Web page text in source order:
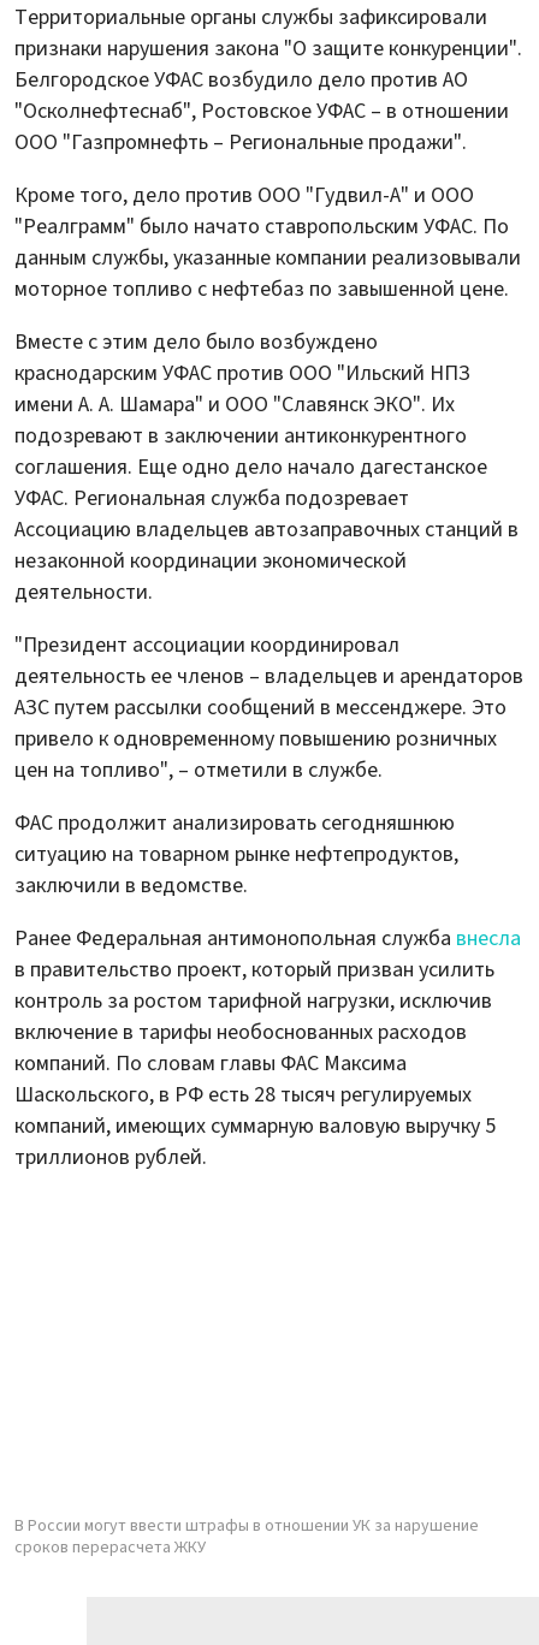
Территориальные органы службы зафиксировали
признаки нарушения закона "О защите конкуренции".
Белгородское УФАС возбудило дело против АО
"Осколнефтеснаб", Ростовское УФАС – в отношении
OOO "Газпромнефть – Региональные продажи".
Кроме того, дело против ООО "Гудвил-А" и ООО
"Реалграмм" было начато ставропольским УФАС. По
данным службы, указанные компании реализовывали
моторное топливо с нефтебаз по завышенной цене.
Вместе с этим дело было возбуждено
краснодарским УФАС против ООО "Ильский НПЗ
имени А. А. Шамара" и ООО "Славянск ЭКО". Их
подозревают в заключении антиконкурентного
соглашения. Еще одно дело начало дагестанское
УФАС. Региональная служба подозревает
Ассоциацию владельцев автозаправочных станций в
незаконной координации экономической
деятельности.
"Президент ассоциации координировал
деятельность ее членов – владельцев и арендаторов
АЗС путем рассылки сообщений в мессенджере. Это
привело к одновременному повышению розничных
цен на топливо", – отметили в службе.
ФАС продолжит анализировать сегодняшнюю
ситуацию на товарном рынке нефтепродуктов,
заключили в ведомстве.
Ранее Федеральная антимонопольная служба внесла
в правительство проект, который призван усилить
контроль за ростом тарифной нагрузки, исключив
включение в тарифы необоснованных расходов
компаний. По словам главы ФАС Максима
Шаскольского, в РФ есть 28 тысяч регулируемых
компаний, имеющих суммарную валовую выручку 5
триллионов рублей.
В России могут ввести штрафы в отношении УК за нарушение
сроков перерасчета ЖКУ